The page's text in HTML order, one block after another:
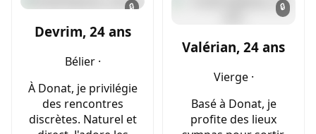
🔒
Devrim, 24 ans
Bélier ·
À Donat, je privilégie
des rencontres
discrètes. Naturel et
🔒
Valérian, 24 ans
Vierge ·
Basé à Donat, je
profite des lieux